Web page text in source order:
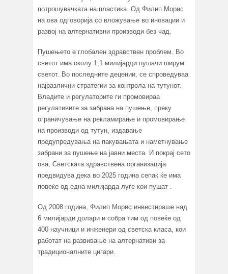
потрошувачката на пластика. Од Филип Морис
на ова одговорија со вложување во иновации и
развој на алтернативни производи без чад.
Пушењето е глобален здравствен проблем. Во
светот има околу 1,1 милијарди пушачи ширум
светот. Во последните децении, се спроведуваа
најразлични стратегии за контрола на тутунот.
Владите и регулаторите ги промовираа
регулативите за забрана на пушење, преку
ограничување на рекламирање и промовирање
на производи од тутун, издавање
предупредувања на пакувањата и наметнување
забрани за пушење на јавни места. И покрај сето
ова, Светската здравствена организација
предвидува дека во 2025 година сепак ќе има
повеќе од една милијарда луѓе кои пушат .
Од 2008 година, Филип Морис инвестираше над
6 милијарди долари и собра тим од повеќе од
400 научници и инженери од светска класа, кои
работат на развивање на алтернативи за
традиционалните цигари.